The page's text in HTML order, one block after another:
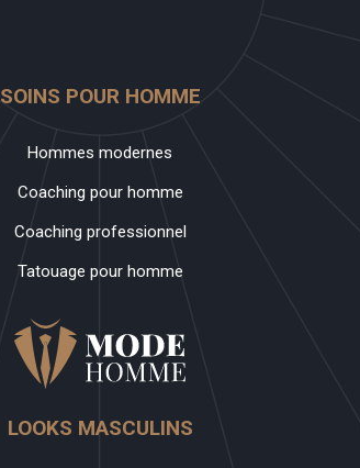
SOINS POUR HOMME
Hommes modernes
Coaching pour homme
Coaching professionnel
Tatouage pour homme
LOOKS MASCULINS